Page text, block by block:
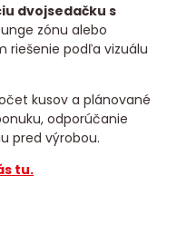
dvojsedačku s
zónu alebo
riešenie podľa vizuálu
kusov a plánované
odporúčanie
pred výrobou.
tu.